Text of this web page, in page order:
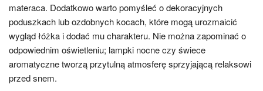
materaca. Dodatkowo warto pomyśleć o dekoracyjnych
poduszkach lub ozdobnych kocach, które mogą urozmaicić
wygląd łóżka i dodać mu charakteru. Nie można zapominać o
odpowiednim oświetleniu; lampki nocne czy świece
aromatyczne tworzą przytulną atmosferę sprzyjającą relaksowi
przed snem.